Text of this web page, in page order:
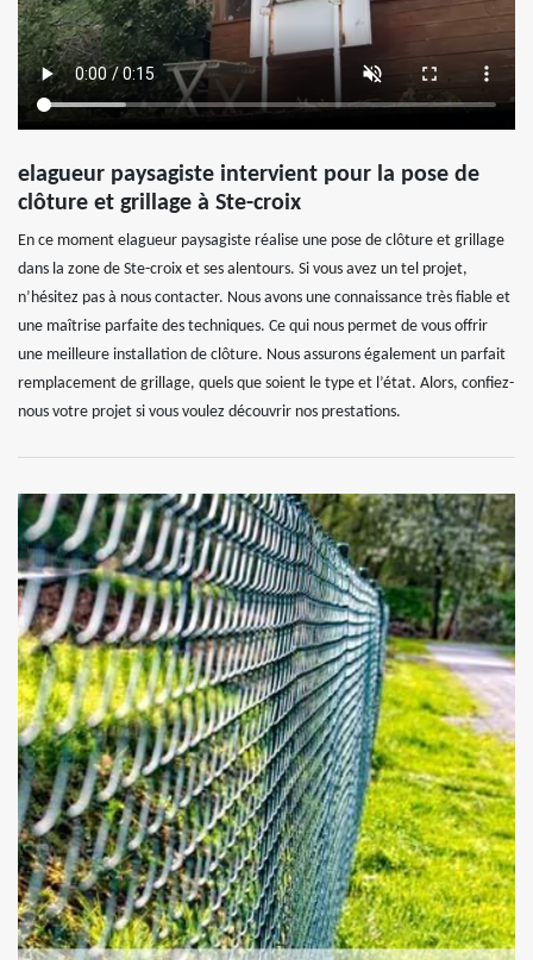
elagueur paysagiste intervient pour la pose de
clôture et grillage à Ste-croix
En ce moment elagueur paysagiste réalise une pose de clôture et grillage
dans la zone de Ste-croix et ses alentours. Si vous avez un tel projet,
n’hésitez pas à nous contacter. Nous avons une connaissance très fiable et
une maîtrise parfaite des techniques. Ce qui nous permet de vous offrir
une meilleure installation de clôture. Nous assurons également un parfait
remplacement de grillage, quels que soient le type et l’état. Alors, confiez-
nous votre projet si vous voulez découvrir nos prestations.